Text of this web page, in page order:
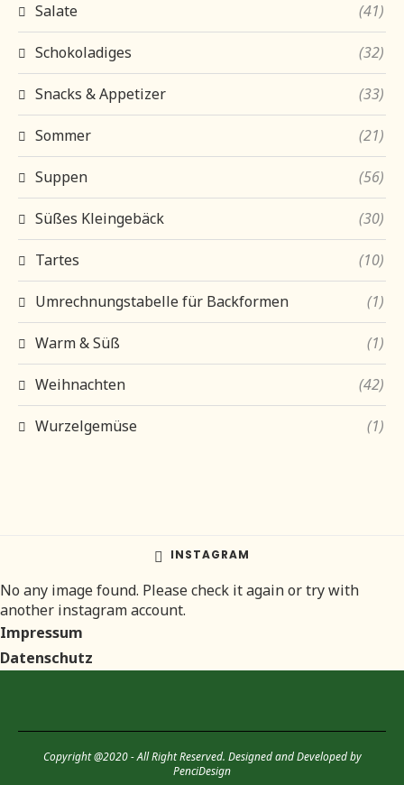
Salate (41)
Schokoladiges (32)
Snacks & Appetizer (33)
Sommer (21)
Suppen (56)
Süßes Kleingebäck (30)
Tartes (10)
Umrechnungstabelle für Backformen (1)
Warm & Süß (1)
Weihnachten (42)
Wurzelgemüse (1)
INSTAGRAM
No any image found. Please check it again or try with
another instagram account.
Impressum
Datenschutz
Copyright @2020 - All Right Reserved. Designed and Developed by
PenciDesign